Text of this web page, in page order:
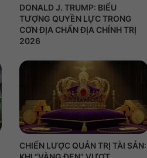
DONALD J. TRUMP: BIỂU
TƯỢNG QUYỀN LỰC TRONG
CƠN ĐỊA CHẤN ĐỊA CHÍNH TRỊ
2026
CHIẾN LƯỢC QUẢN TRỊ TÀI SẢN: